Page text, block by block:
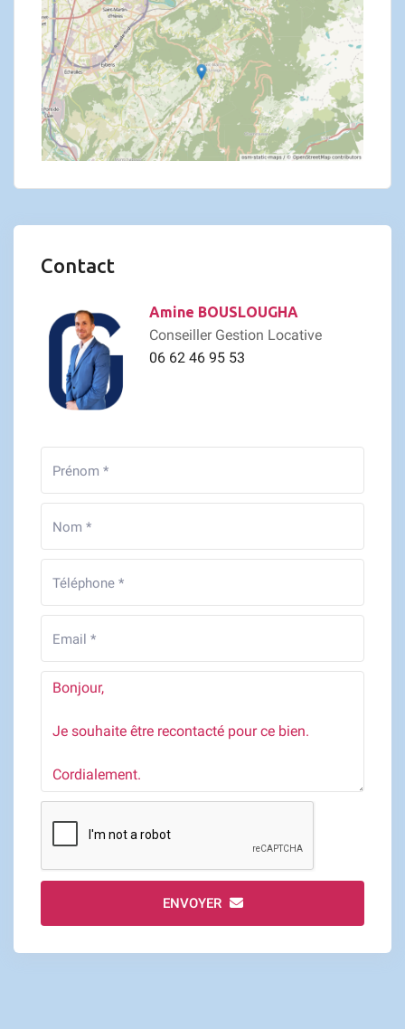
Contact
Amine BOUSLOUGHA
Conseiller Gestion Locative
06 62 46 95 53
ENVOYER